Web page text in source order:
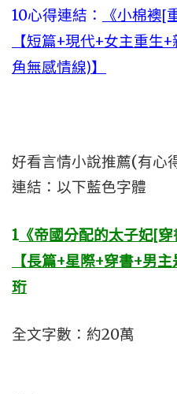
10心得連結：
《小棉襖[
【短篇+現代+女主重生
角無感情線)】
好看言情小說推薦(有心
連結：以下藍色字體
1 《帝國分配的太子妃[
【長篇+星際+穿書+男
珩
全文字數：約20萬